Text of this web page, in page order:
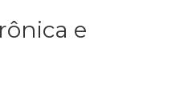
e